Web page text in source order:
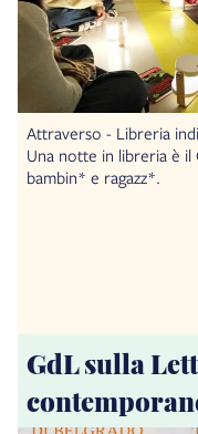
Attraverso - Libreria
Una notte in libreria è
bambin* e ragazz*.
GdL sulla